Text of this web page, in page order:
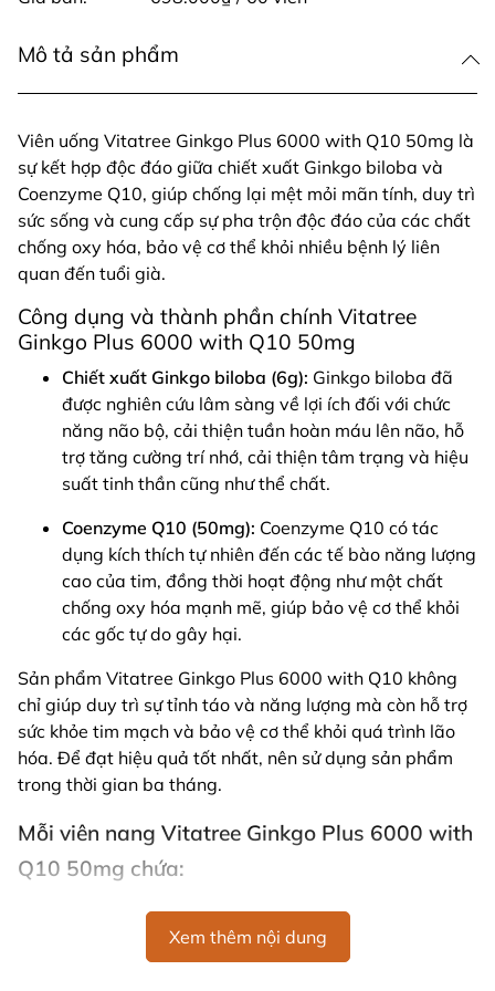
Mô tả sản phẩm
Viên uống Vitatree Ginkgo Plus 6000 with Q10 50mg là
sự kết hợp độc đáo giữa chiết xuất Ginkgo biloba và
Coenzyme Q10, giúp chống lại mệt mỏi mãn tính, duy trì
sức sống và cung cấp sự pha trộn độc đáo của các chất
chống oxy hóa, bảo vệ cơ thể khỏi nhiều bệnh lý liên
quan đến tuổi già.
Công dụng và thành phần chính Vitatree
Ginkgo Plus 6000 with Q10 50mg
Chiết xuất Ginkgo biloba (6g): Ginkgo biloba đã
được nghiên cứu lâm sàng về lợi ích đối với chức
năng não bộ, cải thiện tuần hoàn máu lên não, hỗ
trợ tăng cường trí nhớ, cải thiện tâm trạng và hiệu
suất tinh thần cũng như thể chất.
Coenzyme Q10 (50mg): Coenzyme Q10 có tác
dụng kích thích tự nhiên đến các tế bào năng lượng
cao của tim, đồng thời hoạt động như một chất
chống oxy hóa mạnh mẽ, giúp bảo vệ cơ thể khỏi
các gốc tự do gây hại.
Sản phẩm Vitatree Ginkgo Plus 6000 with Q10 không
chỉ giúp duy trì sự tỉnh táo và năng lượng mà còn hỗ trợ
sức khỏe tim mạch và bảo vệ cơ thể khỏi quá trình lão
hóa. Để đạt hiệu quả tốt nhất, nên sử dụng sản phẩm
trong thời gian ba tháng.
Mỗi viên nang Vitatree Ginkgo Plus 6000 with
Q10 50mg chứa:
Chiết xuất Ginkgo biloba tương đương với lá khô
Ubidecarenone (Coenzyme Q10) 50mg
Xem thêm nội dung